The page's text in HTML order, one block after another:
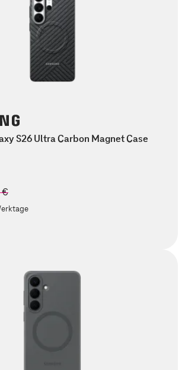
S26 Ultra Carbon Magnet Case
€